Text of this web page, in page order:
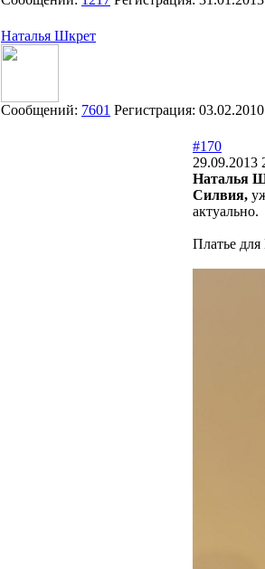
Наталья Шкрет
Сообщений: 7601 Регистрация: 03.02.2010
#170
29.09.2013
Наталья
Силвия,
актуально.
Платье